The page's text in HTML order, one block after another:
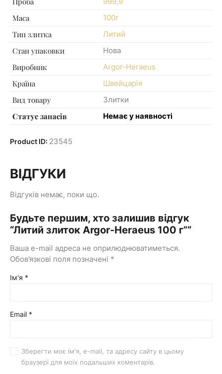
Маса 100г
Тип злитка Литий
Стан упаковки Нова
Виробник Argor-Heraeus
Країна Швейцарія
Вид товару Злитки
Статус запасів Немає у наявності
Product ID: 23545
ВІДГУКИ
Відгуків немає, поки що.
Будьте першим, хто залишив відгук
“Литий злиток Argor-Heraeus 100 г”“
Ваша e-mail адреса не оприлюднюватиметься.
Обов’язкові поля позначені *
Ім'я *
Email *
Зберегти моє ім'я, e-mail, та адресу сайту в цьому
браузері для моїх подальших коментарів.